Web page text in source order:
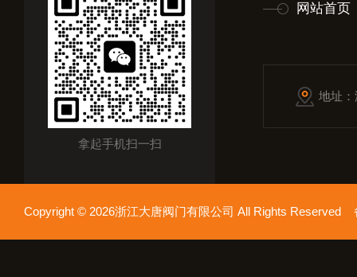
拿起手机扫一扫
网站首页
地址
Copyright © 2026浙江大唐阀门有限公司 All Rights Reserved